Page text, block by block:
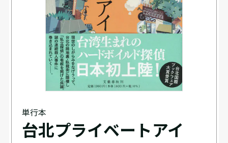
単行本
台北プライベートアイ